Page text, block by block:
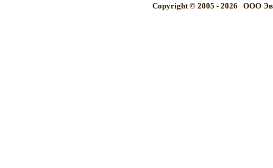
Copyright © 2005 - 2026 OOO